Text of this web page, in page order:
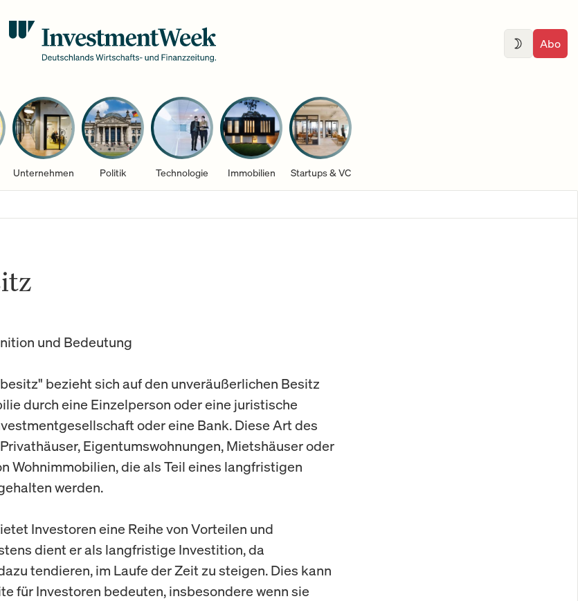
Abo
Unternehmen Politik Technologie Immobilien Startups & VC
und Bedeutung
bezieht sich auf den unveräußerlichen Besitz
durch eine Einzelperson oder eine juristische
oder eine Bank. Diese Art des
Eigentumswohnungen, Mietshäuser oder
Wohnimmobilien, die als Teil eines langfristigen
werden.
Investoren eine Reihe von Vorteilen und
dient er als langfristige Investition, da
tendieren, im Laufe der Zeit zu steigen. Dies kann
für Investoren bedeuten, insbesondere wenn sie